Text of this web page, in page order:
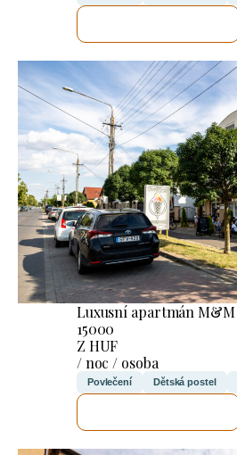
Luxusní apartmán M&M
15000
Z HUF
/ noc / osoba
Povlečení Dětská postel